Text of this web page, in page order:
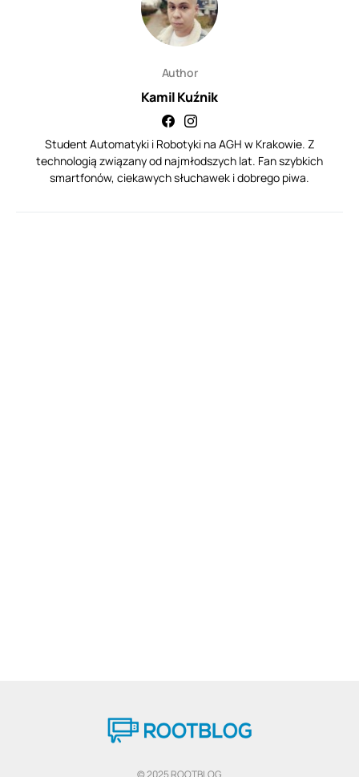
Author
Kamil Kuźnik
Student Automatyki i Robotyki na AGH w Krakowie. Z
technologią związany od najmłodszych lat. Fan szybkich
smartfonów, ciekawych słuchawek i dobrego piwa.
© 2025 ROOTBLOG